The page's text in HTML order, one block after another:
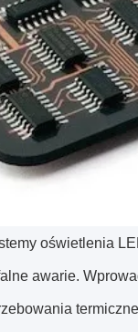
oświetlenia
awarie.